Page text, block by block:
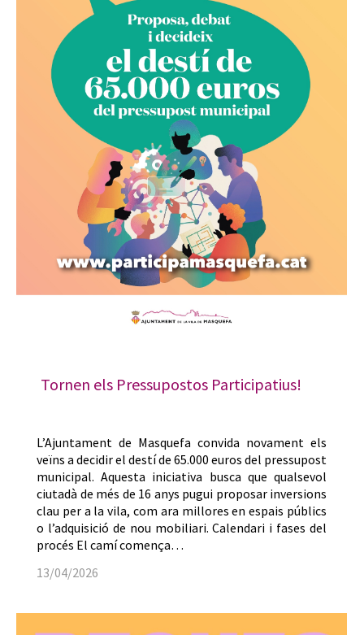
Tornen els Pressupostos Participatius!
L’Ajuntament de Masquefa convida novament els
veïns a decidir el destí de 65.000 euros del pressupost
municipal. Aquesta iniciativa busca que qualsevol
ciutadà de més de 16 anys pugui proposar inversions
clau per a la vila, com ara millores en espais públics
o l’adquisició de nou mobiliari. Calendari i fases del
procés El camí comença…
13/04/2026